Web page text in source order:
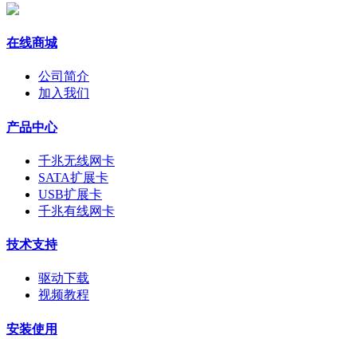
在线商城
公司简介
加入我们
产品中心
千兆无线网卡
SATA扩展卡
USB扩展卡
千兆有线网卡
技术支持
驱动下载
视频教程
安装使用